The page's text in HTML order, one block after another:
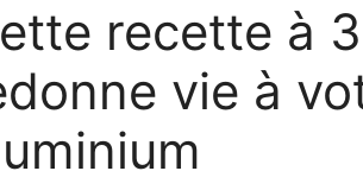
recette à
vie à